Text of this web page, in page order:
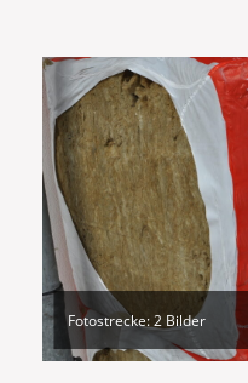
Fotostrecke: 2 Bilder